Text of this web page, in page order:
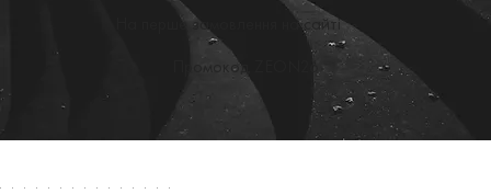
Промокод ZEON26
На перше замовлення на сайті